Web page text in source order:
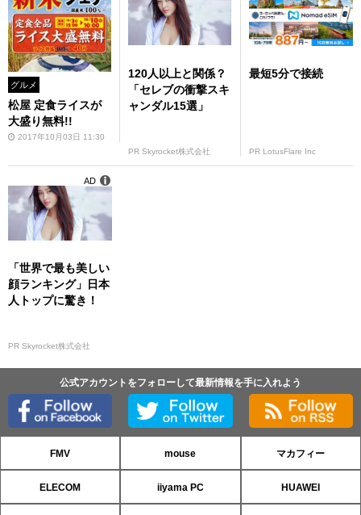
グルメ
松屋 定食ライスが
大盛り無料!!
2017年10月03日 11:30
120人以上と関係？
「セレブの衝撃スキ
ャンダル15選」
PR Skyrocket株式会社
最短5分で接続
PR LotusFlare Inc
「世界で最も美しい
顔ランキング」日本
人トップに驚き！
PR Skyrocket株式会社
AD
公式アカウントをフォローして最新情報を手に入れよう
FMV mouse マカフィー
ELECOM iiyama PC HUAWEI